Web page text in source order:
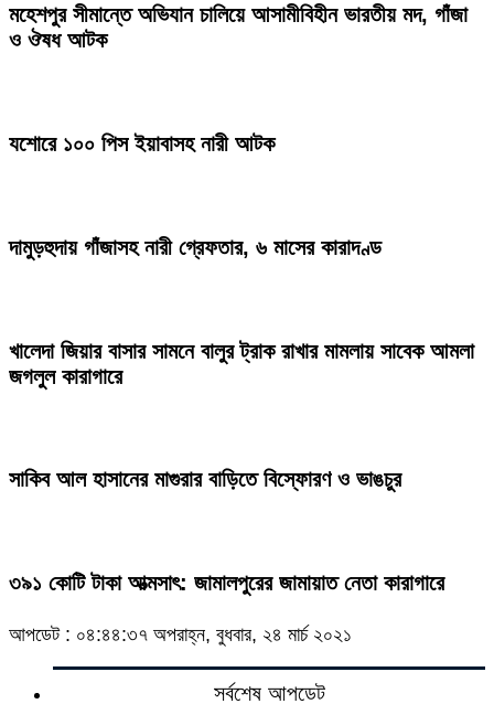
মহেশপুর সীমান্তে অভিযান চালিয়ে আসামীবিহীন ভারতীয় মদ, গাঁজা
ও ঔষধ আটক
যশোরে ১০০ পিস ইয়াবাসহ নারী আটক
দামুড়হুদায় গাঁজাসহ নারী গ্রেফতার, ৬ মাসের কারাদণ্ড
খালেদা জিয়ার বাসার সামনে বালুর ট্রাক রাখার মামলায় সাবেক আমলা
জগলুল কারাগারে
সাকিব আল হাসানের মাগুরার বাড়িতে বিস্ফোরণ ও ভাঙচুর
৩৯১ কোটি টাকা আত্মসাৎ: জামালপুরের জামায়াত নেতা কারাগারে
আপডেট : ০৪:৪৪:৩৭ অপরাহ্ন, বুধবার, ২৪ মার্চ ২০২১
সর্বশেষ আপডেট